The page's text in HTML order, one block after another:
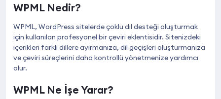
WPML Nedir?
WPML, WordPress sitelerde çoklu dil desteği oluşturmak
için kullanılan profesyonel bir çeviri eklentisidir. Sitenizdeki
içerikleri farklı dillere ayırmanıza, dil geçişleri oluşturmanıza
ve çeviri süreçlerini daha kontrollü yönetmenize yardımcı
olur.
WPML Ne İşe Yarar?